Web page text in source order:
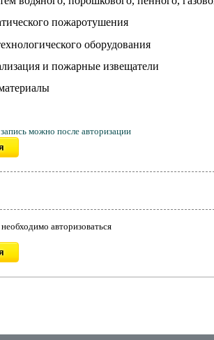
пожаротушения
оборудования
и пожарные извещатели
можно после авторизации
авторизоваться